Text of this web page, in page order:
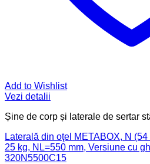
Add to Wishlist
Vezi detalii
Șine de corp și laterale de sertar
Laterală din oţel METABOX, N
25 kg, NL=550 mm, Versiune cu
320N5500C15